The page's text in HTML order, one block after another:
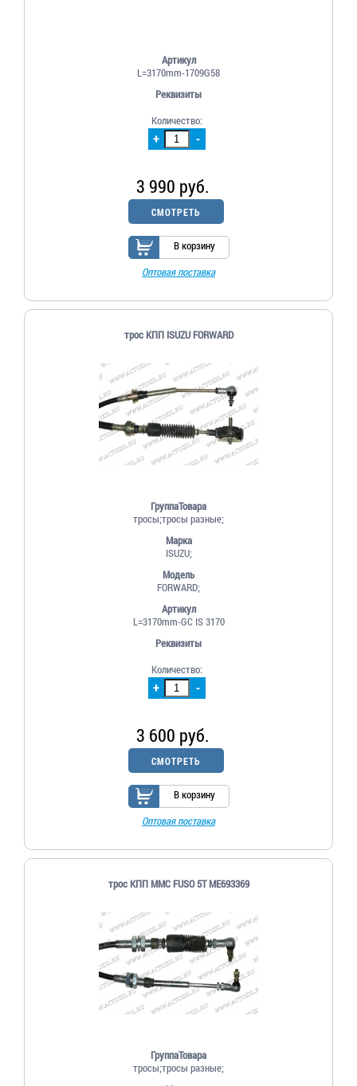
Артикул
L=3170mm-1709G58
Реквизиты
+ -
Количество:
3 990 руб.
СМОТРЕТЬ
В корзину
Оптовая поставка
трос КПП ISUZU FORWARD
ГруппаТовара
тросы;тросы разные;
Марка
ISUZU;
Модель
FORWARD;
Артикул
L=3170mm-GC IS 3170
Реквизиты
+ -
Количество:
3 600 руб.
СМОТРЕТЬ
В корзину
Оптовая поставка
трос КПП MMC FUSO 5T ME693369
ГруппаТовара
тросы;тросы разные;